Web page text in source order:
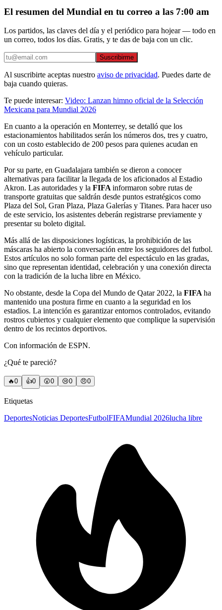
El resumen del Mundial en tu correo a las 7:00 am
Los partidos, las claves del día y el periódico para hojear — todo en
un correo, todos los días. Gratis, y te das de baja con un clic.
Suscribirme
Al suscribirte aceptas nuestro aviso de privacidad. Puedes darte de
baja cuando quieras.
Te puede interesar: Video: Lanzan himno oficial de la Selección
Mexicana para Mundial 2026
En cuanto a la operación en Monterrey, se detalló que los
estacionamientos habilitados serán los números dos, tres y cuatro,
con un costo establecido de 200 pesos para quienes acudan en
vehículo particular.
Por su parte, en Guadalajara también se dieron a conocer
alternativas para facilitar la llegada de los aficionados al Estadio
Akron. Las autoridades y la FIFA informaron sobre rutas de
transporte gratuitas que saldrán desde puntos estratégicos como
Plaza del Sol, Gran Plaza, Plaza Galerías y Titanes. Para hacer uso
de este servicio, los asistentes deberán registrarse previamente y
presentar su boleto digital.
Más allá de las disposiciones logísticas, la prohibición de las
máscaras ha abierto la conversación entre los seguidores del futbol.
Estos artículos no solo forman parte del espectáculo en las gradas,
sino que representan identidad, celebración y una conexión directa
con la tradición de la lucha libre en México.
No obstante, desde la Copa del Mundo de Qatar 2022, la FIFA ha
mantenido una postura firme en cuanto a la seguridad en los
estadios. La intención es garantizar entornos controlados, evitando
rostros cubiertos y cualquier elemento que complique la supervisión
dentro de los recintos deportivos.
Con información de ESPN.
¿Qué te pareció?
🔥0 👍0 😲0 😢0 😠0
Etiquetas
DeportesNoticias DeportesFutbolFIFAMundial 2026lucha libre